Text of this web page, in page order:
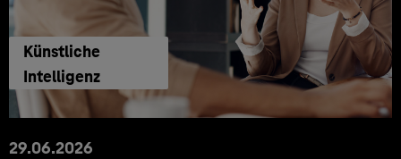
Künstliche
Intelligenz
29.06.2026